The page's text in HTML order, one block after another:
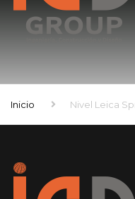
Inicio Nivel Leica